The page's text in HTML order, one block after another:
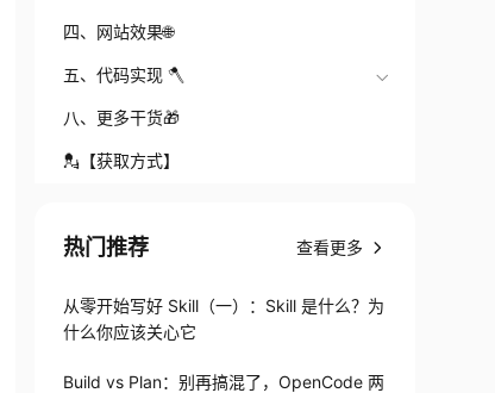
四、网站效果🌐
五、代码实现 🪓
八、更多干货🎁
💂【获取方式】
热门推荐 查看更多
从零开始写好 Skill（一）：Skill 是什么？为
什么你应该关心它
Build vs Plan：别再搞混了，OpenCode 两